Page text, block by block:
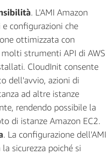
. L'AMI Amazon
configurazioni che
ottimizzata con
molti strumenti API di AWS
CloudInit consente
dell'avvio, azioni di
ad altre istanze
rendendo possibile la
di istanze Amazon EC2.
. La configurazione dell'AMI
sicurezza poiché si